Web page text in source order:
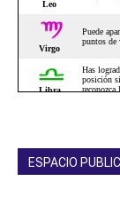
ESPACIO